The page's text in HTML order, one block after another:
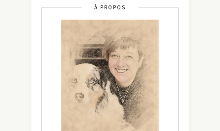
À PROPOS